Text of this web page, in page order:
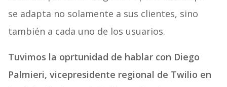
se adapta no solamente a sus clientes, sino
también a cada uno de los usuarios.
Tuvimos la oprtunidad de hablar con Diego
Palmieri, vicepresidente regional de Twilio en